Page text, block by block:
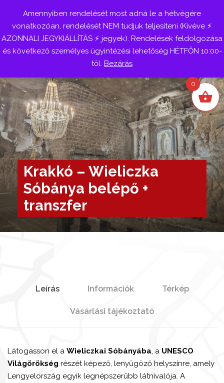
Belépés
Krakkó – Wieliczka
Sóbánya belépő +
transzfer
Leírás Információk Térkép
Vásárlási tájékoztató
Látogasson el a Wieliczkai Sóbányába , a UNESCO
Világörökség részét képező, lenyűgöző helyszínre, amely
Lengyelország egyik legnépszerűbb látnivalója. A
Amennyiben rendelését most adná le a hétvégére
vonatkozóan, rendelését NEM tudjuk teljesíteni (Kivéve ⚡
AZONNALI JEGYKIÁLLÍTÁS ⚡ jegyek). Rendelések feldolgozása
és következő személyes ügyintézési lehetőség HÉTFŐN 10:00-
től. Bezárás
0